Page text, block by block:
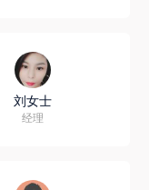
刘女士
经理